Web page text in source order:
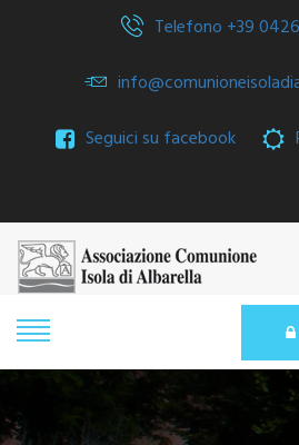
Telefono +39
Seguici su facebook